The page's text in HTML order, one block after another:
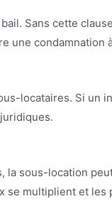
Sans cette
une
locataires. Si un
la sous-location
se multiplient et les